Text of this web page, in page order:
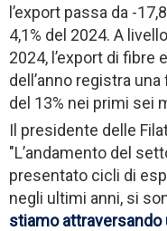
l’export passa da -
4,1% del 2024. A
2024, l’export di
dell’anno registra
del 13% nei primi sei
Il presidente delle
"L’andamento del
presentato cicli di
negli ultimi anni, si
stiamo